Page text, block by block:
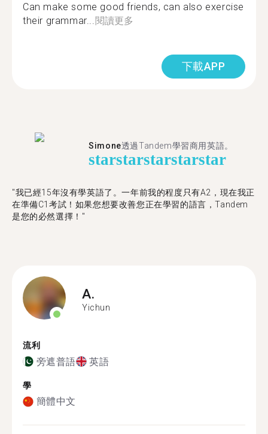
Can make some good friends, can also exercise
their grammar...閱讀更多
下載APP
Simone透過Tandem學習商用英語。
starstarstarstarstar
"我已經15年沒有學英語了。一年前我的程度只有A2，現在我正
在準備C1考試！如果您想要改善您正在學習的語言，Tandem
是您的必然選擇！"
A.
Yichun
流利
旁遮普語 英語
學
簡體中文